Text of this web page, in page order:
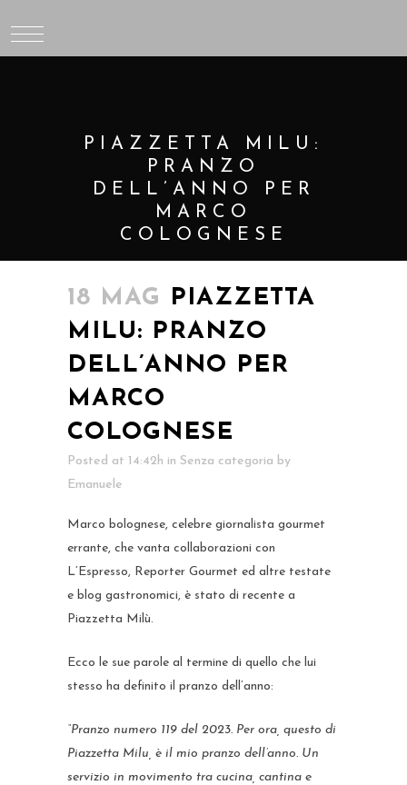
PIAZZETTA MILU:
PRANZO
DELL’ANNO PER
MARCO
COLOGNESE
18 MAG PIAZZETTA
MILU: PRANZO
DELL’ANNO PER
MARCO
COLOGNESE
Posted at 14:42h in Senza categoria by
Emanuele
Marco bolognese, celebre giornalista gourmet
errante, che vanta collaborazioni con
L’Espresso, Reporter Gourmet ed altre testate
e blog gastronomici, è stato di recente a
Piazzetta Milù.
Ecco le sue parole al termine di quello che lui
stesso ha definito il pranzo dell’anno:
“Pranzo numero 119 del 2023. Per ora, questo di
Piazzetta Milu, è il mio pranzo dell’anno. Un
servizio in movimento tra cucina, cantina e